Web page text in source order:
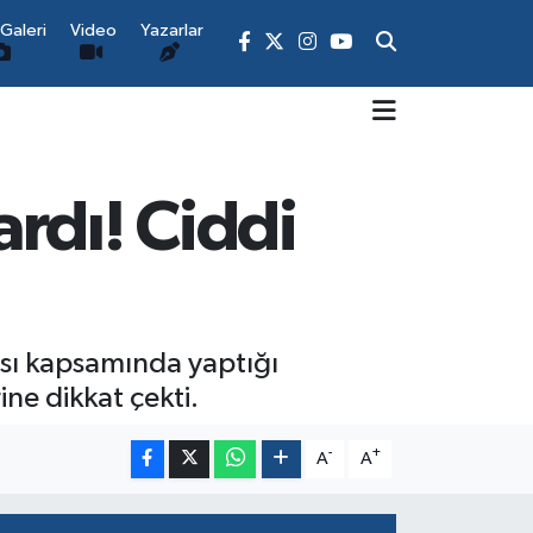
Video Yazarlar
Ciddi
kapsamında yaptığı
dikkat çekti.
A- A+